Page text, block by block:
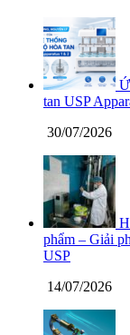
tan USP
30/07/2026
phẩm – Giải
USP
14/07/2026